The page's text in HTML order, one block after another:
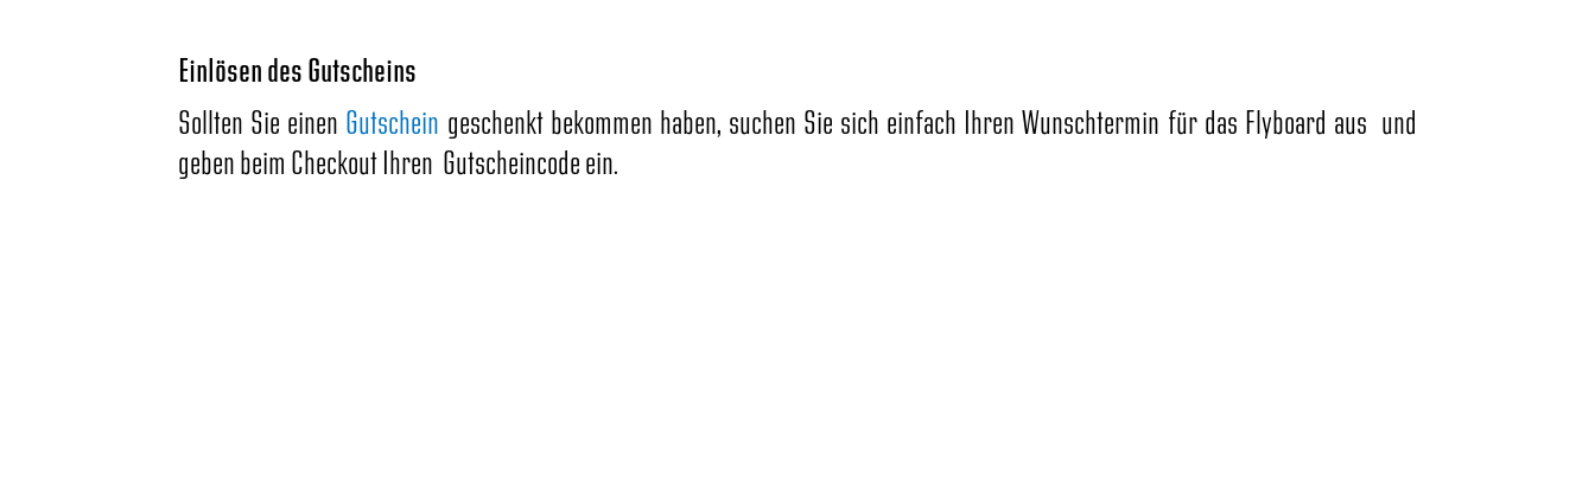
Einlösen des Gutscheins
Sollten Sie einen Gutschein geschenkt bekommen haben, suchen Sie sich einfach Ihren Wunschtermin für das Flyboard aus und
geben beim Checkout Ihren Gutscheincode ein.